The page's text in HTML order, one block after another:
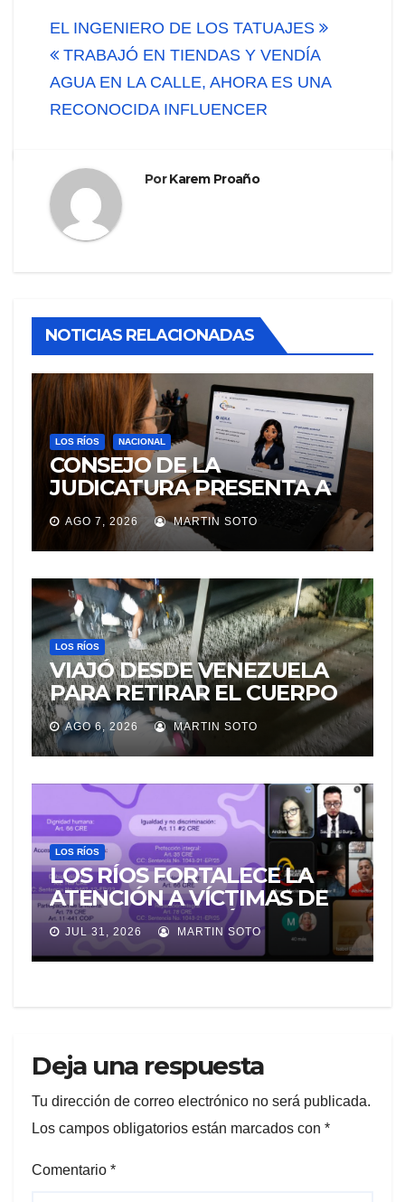
Navegación
de
entradas
EL INGENIERO DE LOS TATUAJES
TRABAJÓ EN TIENDAS Y VENDÍA
AGUA EN LA CALLE, AHORA ES UNA
RECONOCIDA INFLUENCER
PorKarem Proaño
NOTICIAS RELACIONADAS
LOS RÍOS NACIONAL
CONSEJO DE LA
JUDICATURA PRESENTA A
«Adila», LA ASISTENTE
VIRTUAL QUE ORIENTA A LA
CIUDADANÍA SOBRE
TRÁMITES JUDICIALES
AGO 7, 2026 MARTIN SOTO
LOS RÍOS
VIAJÓ DESDE VENEZUELA
PARA RETIRAR EL CUERPO
DE SU MARIDO QUE
PERMANECIÓ SEIS DÍAS EN
LA MORGUE
AGO 6, 2026 MARTIN SOTO
LOS RÍOS
LOS RÍOS FORTALECE LA
ATENCIÓN A VÍCTIMAS DE
VIOLENCIA DE GÉNERO
PARA EVITAR LA
REVICTIMIZACIÓN
JUL 31, 2026 MARTIN SOTO
Deja una respuesta
Tu dirección de correo electrónico no será publicada.
Los campos obligatorios están marcados con *
Comentario *